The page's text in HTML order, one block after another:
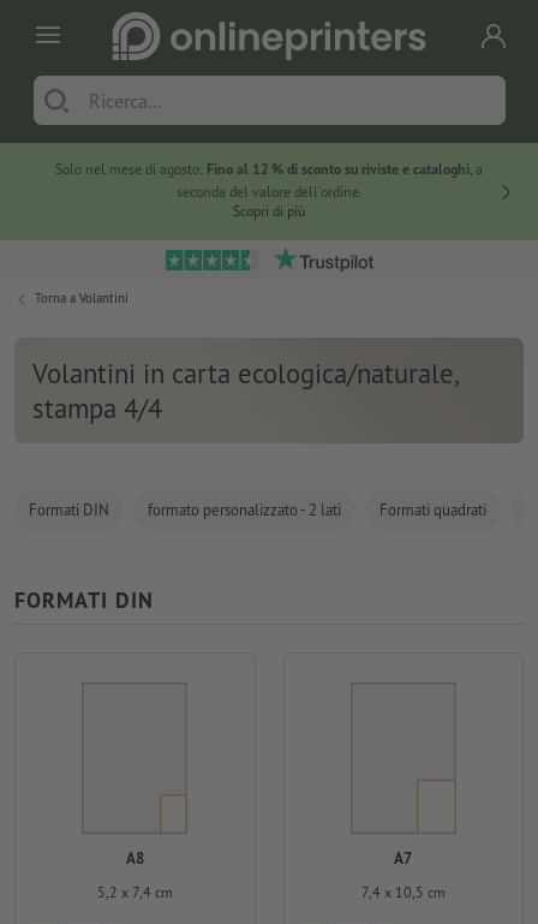
Solo nel mese di agosto: Fino al 12 % di sconto su riviste e cataloghi, a
seconda del valore dell'ordine.
Scopri di più
Torna a Volantini
Volantini in carta ecologica/naturale,
stampa 4/4
Formati DIN formato personalizzato - 2 lati Formati quadrati
FORMATI DIN
A8
5,2 x 7,4 cm
A7
7,4 x 10,5 cm